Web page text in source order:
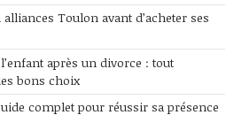
Toulon avant d’acheter ses
après un divorce : tout
bons choix
complet pour réussir sa présence